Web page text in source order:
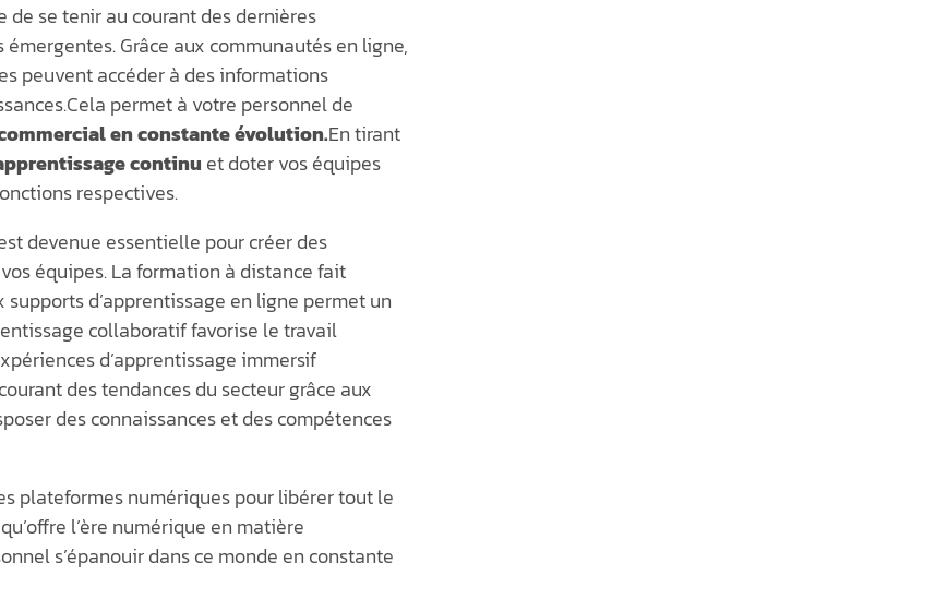
se tenir au courant des dernières
Grâce aux communautés en ligne,
peuvent accéder à des informations
permet à votre personnel de
en constante évolution.En tirant
continu et doter vos équipes
respectives.
devenue essentielle pour créer des
équipes. La formation à distance fait
d’apprentissage en ligne permet un
collaboratif favorise le travail
d’apprentissage immersif
des tendances du secteur grâce aux
des connaissances et des compétences
plateformes numériques pour libérer tout le
l’ère numérique en matière
s’épanouir dans ce monde en constante